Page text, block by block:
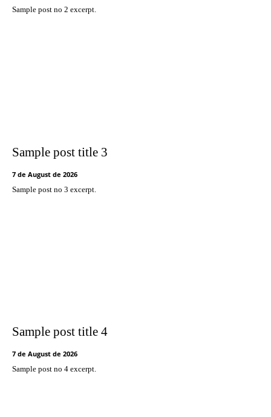
Sample post no 2 excerpt.
Sample post title 3
7 de August de 2026
Sample post no 3 excerpt.
Sample post title 4
7 de August de 2026
Sample post no 4 excerpt.